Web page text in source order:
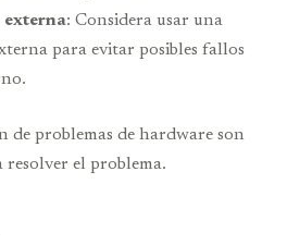
externa: Considera usar una
para evitar posibles fallos
de problemas de hardware son
el problema.